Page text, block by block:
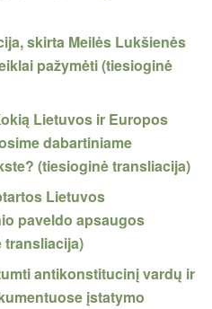
skirta Meilės Lukšienės
pažymėti (tiesioginė
Lietuvos ir Europos
dabartiniame
(tiesioginė transliacija)
Lietuvos
paveldo apsaugos
transliacija)
antikonstitucinį vardų ir
įstatymo